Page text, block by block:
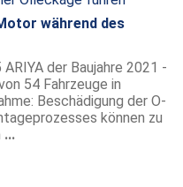
während des
der Baujahre 2021 -
54 Fahrzeuge in
Beschädigung der O-
können zu
...